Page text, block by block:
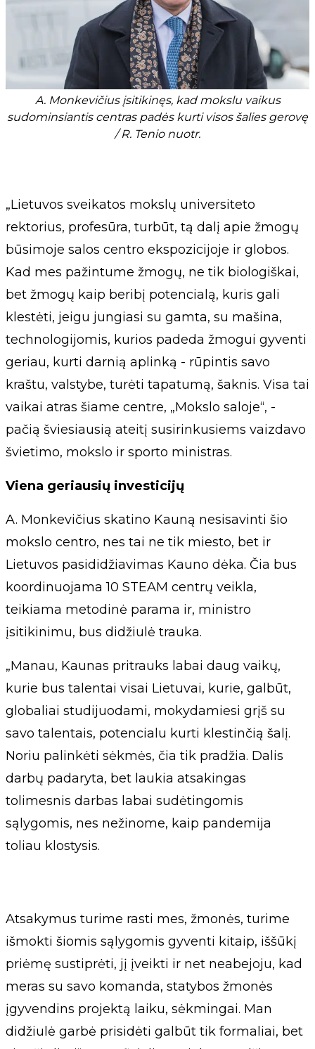
A. Monkevičius įsitikinęs, kad mokslu vaikus
sudominsiantis centras padės kurti visos šalies gerovę
/ R. Tenio nuotr.
„Lietuvos sveikatos mokslų universiteto
rektorius, profesūra, turbūt, tą dalį apie žmogų
būsimoje salos centro ekspozicijoje ir globos.
Kad mes pažintume žmogų, ne tik biologiškai,
bet žmogų kaip beribį potencialą, kuris gali
klestėti, jeigu jungiasi su gamta, su mašina,
technologijomis, kurios padeda žmogui gyventi
geriau, kurti darnią aplinką - rūpintis savo
kraštu, valstybe, turėti tapatumą, šaknis. Visa tai
vaikai atras šiame centre, „Mokslo saloje“, -
pačią šviesiausią ateitį susirinkusiems vaizdavo
švietimo, mokslo ir sporto ministras.
Viena geriausių investicijų
A. Monkevičius skatino Kauną nesisavinti šio
mokslo centro, nes tai ne tik miesto, bet ir
Lietuvos pasididžiavimas Kauno dėka. Čia bus
koordinuojama 10 STEAM centrų veikla,
teikiama metodinė parama ir, ministro
įsitikinimu, bus didžiulė trauka.
„Manau, Kaunas pritrauks labai daug vaikų,
kurie bus talentai visai Lietuvai, kurie, galbūt,
globaliai studijuodami, mokydamiesi grįš su
savo talentais, potencialu kurti klestinčią šalį.
Noriu palinkėti sėkmės, čia tik pradžia. Dalis
darbų padaryta, bet laukia atsakingas
tolimesnis darbas labai sudėtingomis
sąlygomis, nes nežinome, kaip pandemija
toliau klostysis.
Atsakymus turime rasti mes, žmonės, turime
išmokti šiomis sąlygomis gyventi kitaip, iššūkį
priėmę sustiprėti, jį įveikti ir net neabejoju, kad
meras su savo komanda, statybos žmonės
įgyvendins projektą laiku, sėkmingai. Man
didžiulė garbė prisidėti galbūt tik formaliai, bet